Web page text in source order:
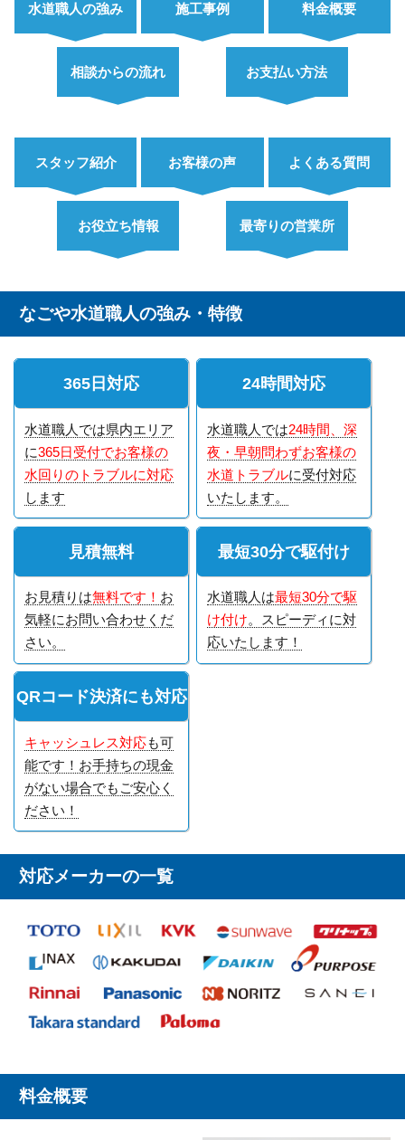
水道職人の強み 施工事例 料金概要
相談からの流れ お支払い方法
スタッフ紹介 お客様の声 よくある質問
お役立ち情報 最寄りの営業所
なごや水道職人の強み・特徴
365日対応
水道職人では県内エリア
に365日受付でお客様の
水回りのトラブルに対応
します
24時間対応
水道職人では24時間、深
夜・早朝問わずお客様の
水道トラブルに受付対応
いたします。
見積無料
お見積りは無料です！ お
気軽にお問い合わせくだ
さい。
最短30分で駆付け
水道職人は最短30分で駆
け付け。スピーディに対
応いたします！
QRコード決済にも対応
キャッシュレス対応も可
能です！お手持ちの現金
がない場合でもご安心く
ださい！
対応メーカーの一覧
料金概要